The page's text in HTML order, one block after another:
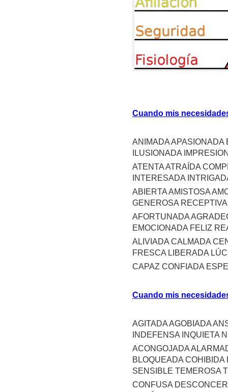
Cuando mis
ANIMADA
ILUSIONADA
ATENTA ATRAÍDA
INTERESADA
ABIERTA AMISTOSA
GENEROSA
AFORTUNADA
EMOCIONADA FELIZ
ALIVIADA CALMADA
FRESCA LIBERADA
CAPAZ CONFIADA
Cuando mis
AGITADA AGOBIADA
INDEFENSA INQUIETA
ACONGOJADA
BLOQUEADA
SENSIBLE TEMEROSA
CONFUSA